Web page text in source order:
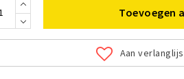
Toevoegen
Aan